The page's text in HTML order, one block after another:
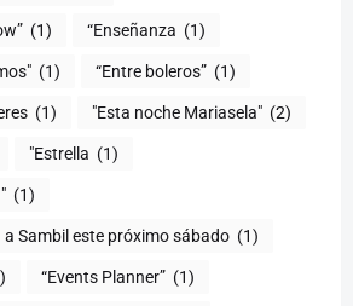
(1) “Enseñanza (1)
(1) “Entre boleros” (1)
(1) "Esta noche Mariasela" (2)
"Estrella (1)
(1)
a Sambil este próximo sábado (1)
“Events Planner” (1)